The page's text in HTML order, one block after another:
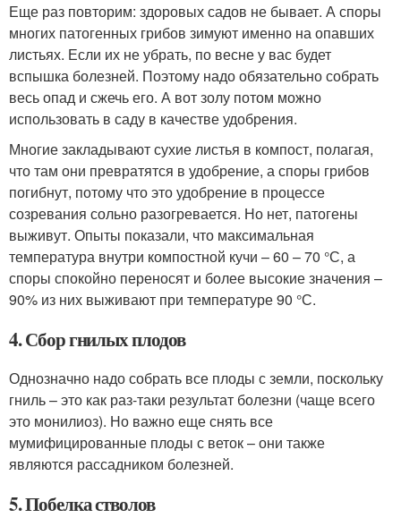
Еще раз повторим: здоровых садов не бывает. А споры
многих патогенных грибов зимуют именно на опавших
листьях. Если их не убрать, по весне у вас будет
вспышка болезней. Поэтому надо обязательно собрать
весь опад и сжечь его. А вот золу потом можно
использовать в саду в качестве удобрения.
Многие закладывают сухие листья в компост, полагая,
что там они превратятся в удобрение, а споры грибов
погибнут, потому что это удобрение в процессе
созревания сольно разогревается. Но нет, патогены
выживут. Опыты показали, что максимальная
температура внутри компостной кучи – 60 – 70 °С, а
споры спокойно переносят и более высокие значения –
90% из них выживают при температуре 90 °С.
4. Сбор гнилых плодов
Однозначно надо собрать все плоды с земли, поскольку
гниль – это как раз-таки результат болезни (чаще всего
это монилиоз). Но важно еще снять все
мумифицированные плоды с веток – они также
являются рассадником болезней.
5. Побелка стволов